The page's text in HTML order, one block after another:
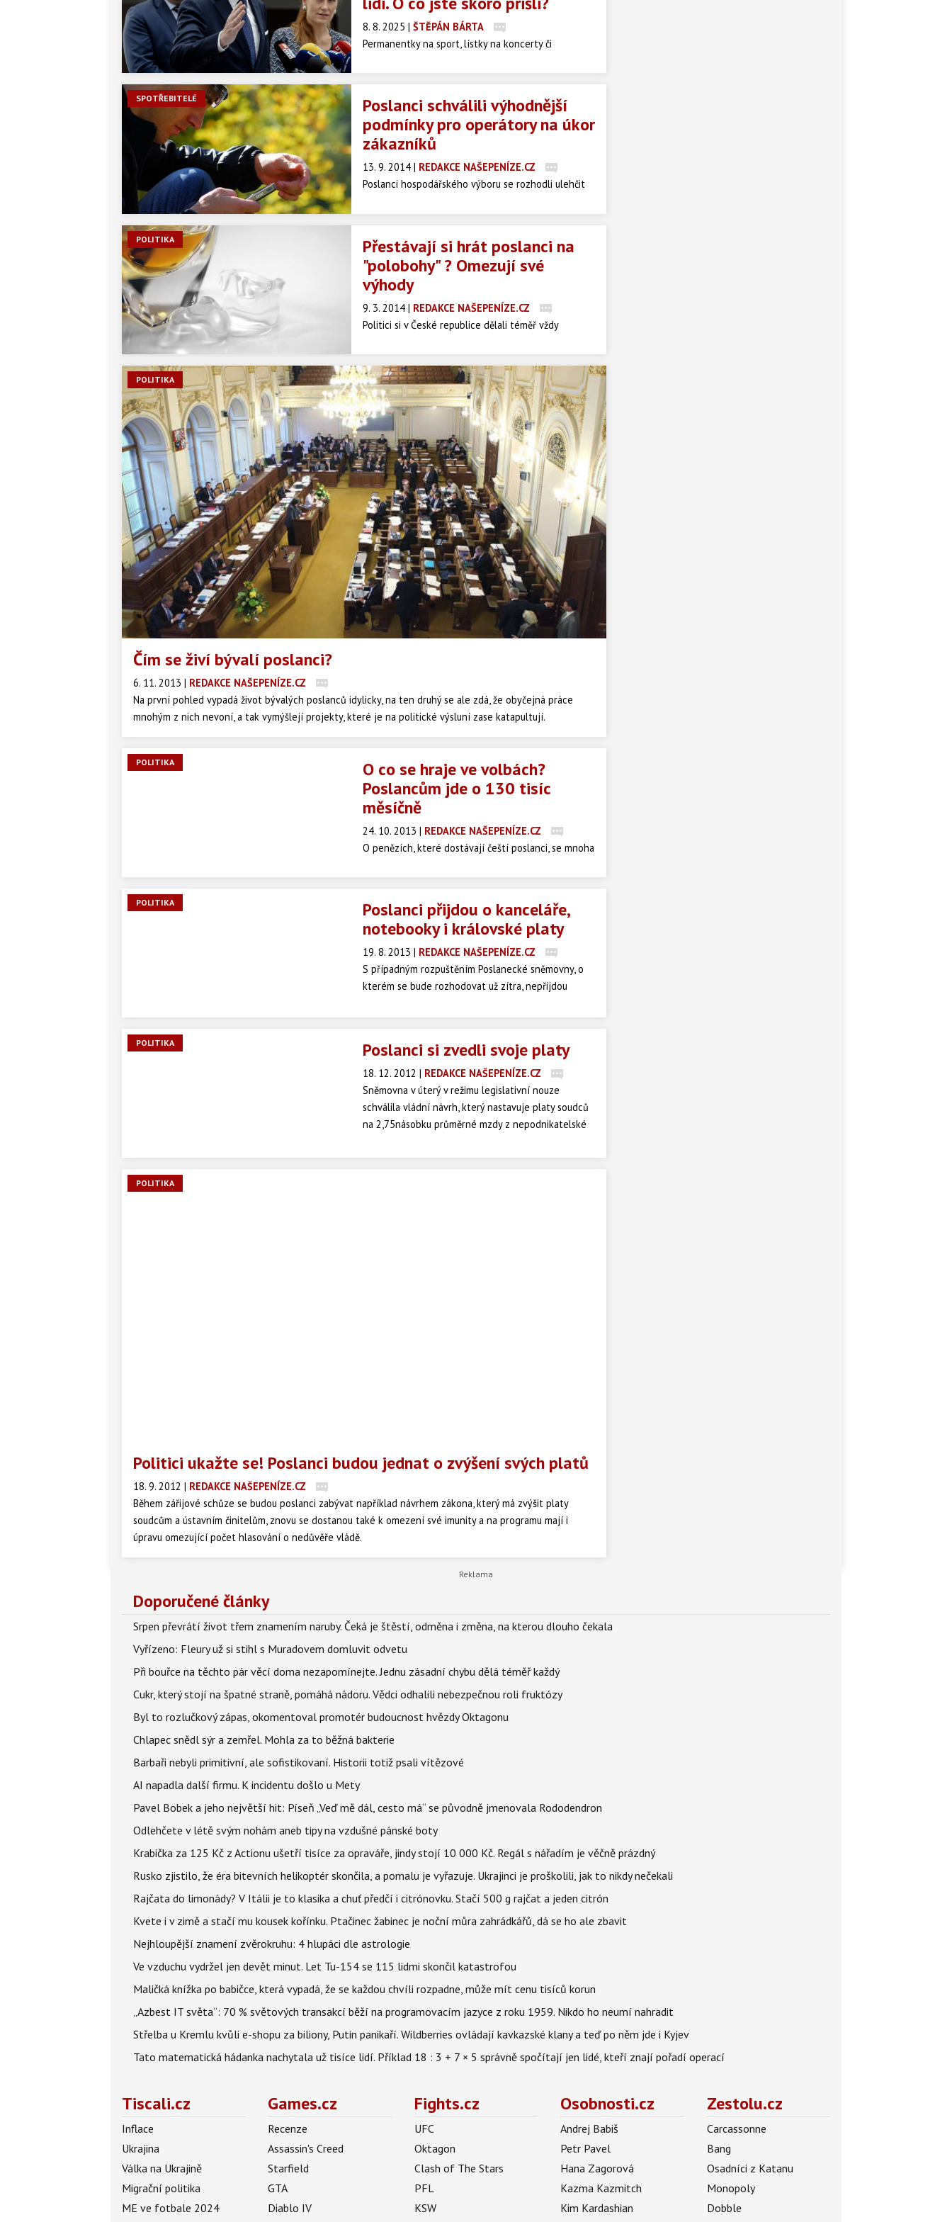
8. 8. 2025 | ŠTĚPÁN BÁRTA
Permanentky na sport, lístky na koncerty či
zaměstnanců se ocitly v ohrožení. Kvůli nešťastné
daňové osvobození, a firmy by je přestaly
poskytovat. Situaci ale na poslední chvíli zachránil
zásah z horní komory Parlamentu.
SPOTŘEBITELÉ
Poslanci schválili výhodnější
podmínky pro operátory na úkor
zákazníků
13. 9. 2014 | REDAKCE NAŠEPENÍZE.CZ
Poslanci hospodářského výboru se rozhodli ulehčit
budou muset setrvávat ve smlouvách, se kterými
ukončování nevýhodných smluv.
POLITIKA
Přestávají si hrát poslanci na
"polobohy" ? Omezují své
výhody
9. 3. 2014 | REDAKCE NAŠEPENÍZE.CZ
Politici si v České republice dělali téměř vždy
však změnilo. Může za to nová politická strana ANO,
která do politiky přivedla manažery z běžného
života? Jedním z posledních kroků je omezení
alkoholu při jednání poslanecké sněmovny. V
běžném zaměstnání je nepředstavitelné pít alkohol
v pracovní době. Pro poslance doteď běžná věc.
POLITIKA
Čím se živí bývalí poslanci?
6. 11. 2013 | REDAKCE NAŠEPENÍZE.CZ
Na první pohled vypadá život bývalých poslanců idylicky, na ten druhý se ale zdá, že obyčejná práce
mnohým z nich nevoní, a tak vymýšlejí projekty, které je na politické výsluní zase katapultují.
POLITIKA
O co se hraje ve volbách?
Poslancům jde o 130 tisíc
měsíčně
24. 10. 2013 | REDAKCE NAŠEPENÍZE.CZ
O penězích, které dostávají čeští poslanci, se mnoha
necelých 56 tisíc korun, k tomu ovšem dostávají
je ještě v nějakém tom výboru a to jsou další tisíce
navíc!
POLITIKA
Poslanci přijdou o kanceláře,
notebooky i královské platy
19. 8. 2013 | REDAKCE NAŠEPENÍZE.CZ
S případným rozpuštěním Poslanecké sněmovny, o
kterém se bude rozhodovat už zítra, nepřijdou
náhrady, ale také o řadu věcí a zázemí, na které byli
proplácením účtů na telefon, notebooky, ale třeba
se svými kancelářemi či v případě mimopřažských
členů dolní komory s poslaneckým bydlením.
POLITIKA Poslanci si zvedli svoje platy
18. 12. 2012 | REDAKCE NAŠEPENÍZE.CZ
Sněmovna v úterý v režimu legislativní nouze
schválila vládní návrh, který nastavuje platy soudců
na 2,75násobku průměrné mzdy z nepodnikatelské
navýšili platy sobě samotným, podal ho Jan
POLITIKA
Politici ukažte se! Poslanci budou jednat o zvýšení svých platů
18. 9. 2012 | REDAKCE NAŠEPENÍZE.CZ
Během zářijové schůze se budou poslanci zabývat například návrhem zákona, který má zvýšit platy
soudcům a ústavním činitelům, znovu se dostanou také k omezení své imunity a na programu mají i
úpravu omezující počet hlasování o nedůvěře vládě.
Doporučené články
Srpen převrátí život třem znamením naruby. Čeká je štěstí, odměna i změna, na kterou dlouho čekala
Vyřízeno: Fleury už si stihl s Muradovem domluvit odvetu
Při bouřce na těchto pár věcí doma nezapomínejte. Jednu zásadní chybu dělá téměř každý
Cukr, který stojí na špatné straně, pomáhá nádoru. Vědci odhalili nebezpečnou roli fruktózy
Byl to rozlučkový zápas, okomentoval promotér budoucnost hvězdy Oktagonu
Chlapec snědl sýr a zemřel. Mohla za to běžná bakterie
Barbaři nebyli primitivní, ale sofistikovaní. Historii totiž psali vítězové
AI napadla další firmu. K incidentu došlo u Mety
Pavel Bobek a jeho největší hit: Píseň „Veď mě dál, cesto má“ se původně jmenovala Rododendron
Odlehčete v létě svým nohám aneb tipy na vzdušné pánské boty
Krabička za 125 Kč z Actionu ušetří tisíce za opraváře, jindy stojí 10 000 Kč. Regál s nářadím je věčně prázdný
Rusko zjistilo, že éra bitevních helikoptér skončila, a pomalu je vyřazuje. Ukrajinci je proškolili, jak to nikdy nečekali
Rajčata do limonády? V Itálii je to klasika a chuť předčí i citrónovku. Stačí 500 g rajčat a jeden citrón
Kvete i v zimě a stačí mu kousek kořínku. Ptačinec žabinec je noční můra zahrádkářů, dá se ho ale zbavit
Nejhloupější znamení zvěrokruhu: 4 hlupáci dle astrologie
Ve vzduchu vydržel jen devět minut. Let Tu-154 se 115 lidmi skončil katastrofou
Maličká knížka po babičce, která vypadá, že se každou chvíli rozpadne, může mít cenu tisíců korun
„Azbest IT světa“: 70 % světových transakcí běží na programovacím jazyce z roku 1959. Nikdo ho neumí nahradit
Střelba u Kremlu kvůli e-shopu za biliony, Putin panikaří. Wildberries ovládají kavkazské klany a teď po něm jde i Kyjev
Tato matematická hádanka nachytala už tisíce lidí. Příklad 18 : 3 + 7 × 5 správně spočítají jen lidé, kteří znají pořadí operací
Tiscali.cz
Inflace
Ukrajina
Válka na Ukrajině
Migrační politika
ME ve fotbale 2024
Games.cz
Recenze
Assassin's Creed
Starfield
GTA
Diablo IV
Fights.cz
UFC
Oktagon
Clash of The Stars
PFL
KSW
Osobnosti.cz
Andrej Babiš
Petr Pavel
Hana Zagorová
Kazma Kazmitch
Kim Kardashian
Zestolu.cz
Carcassonne
Bang
Osadníci z Katanu
Monopoly
Dobble